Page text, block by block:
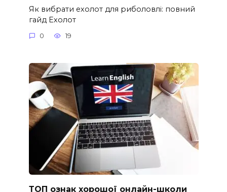
Як вибрати ехолот для риболовлі: повний
гайд Ехолот
0 19
ТОП ознак хорошої онлайн-школи